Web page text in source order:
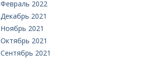
Февраль 2022
Декабрь 2021
Ноябрь 2021
Октябрь 2021
Сентябрь 2021